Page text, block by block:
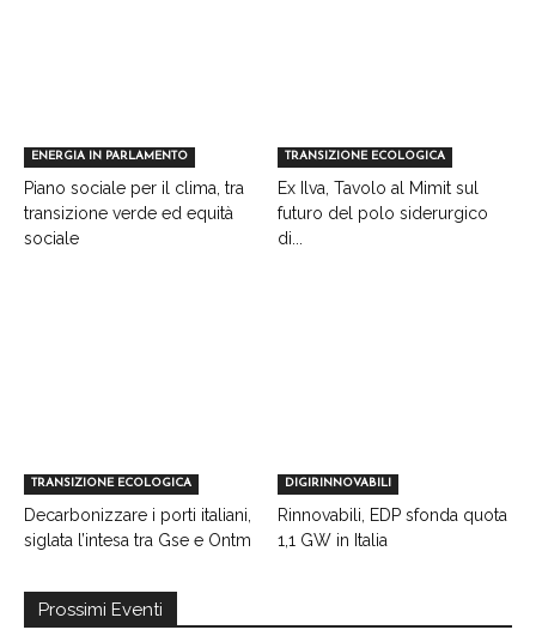
ENERGIA IN PARLAMENTO
Piano sociale per il clima, tra
transizione verde ed equità
sociale
TRANSIZIONE ECOLOGICA
Ex Ilva, Tavolo al Mimit sul
futuro del polo siderurgico
di...
TRANSIZIONE ECOLOGICA
Decarbonizzare i porti italiani,
siglata l’intesa tra Gse e Ontm
DIGIRINNOVABILI
Rinnovabili, EDP sfonda quota
1,1 GW in Italia
Prossimi Eventi